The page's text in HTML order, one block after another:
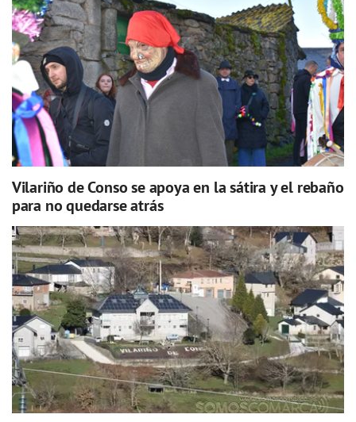
Vilariño de Conso se apoya en la sátira y el rebaño
para no quedarse atrás